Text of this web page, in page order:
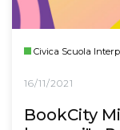
Civica Scuola
16/11/2021
BookCity